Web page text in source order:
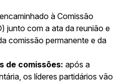
à Comissão
junto com a ata da reunião e
comissão permanente e da
de comissões: após a
os líderes partidários vão